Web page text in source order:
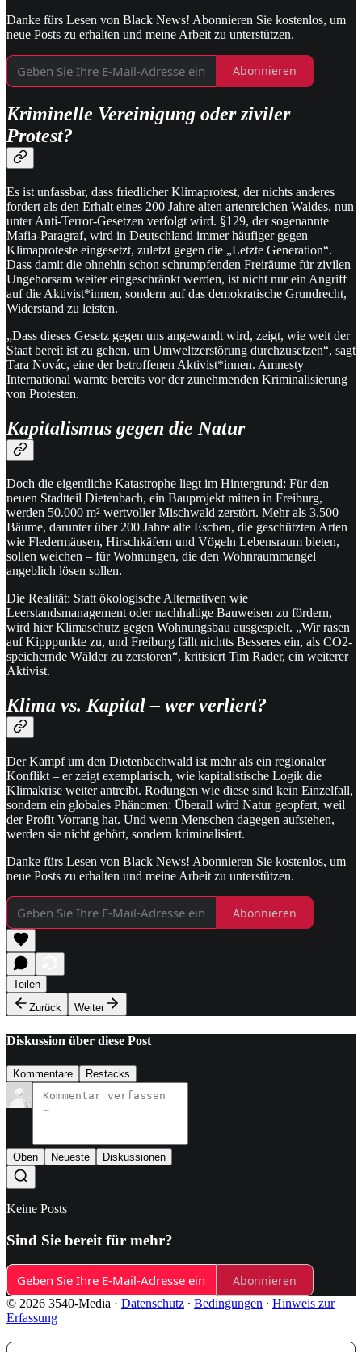
Danke fürs Lesen von Black News! Abonnieren Sie kostenlos, um
neue Posts zu erhalten und meine Arbeit zu unterstützen.
Abonnieren
Kriminelle Vereinigung oder ziviler
Protest?
Es ist unfassbar, dass friedlicher Klimaprotest, der nichts anderes
fordert als den Erhalt eines 200 Jahre alten artenreichen Waldes, nun
unter Anti-Terror-Gesetzen verfolgt wird. §129, der sogenannte
Mafia-Paragraf, wird in Deutschland immer häufiger gegen
Klimaproteste eingesetzt, zuletzt gegen die „Letzte Generation“.
Dass damit die ohnehin schon schrumpfenden Freiräume für zivilen
Ungehorsam weiter eingeschränkt werden, ist nicht nur ein Angriff
auf die Aktivist*innen, sondern auf das demokratische Grundrecht,
Widerstand zu leisten.
„Dass dieses Gesetz gegen uns angewandt wird, zeigt, wie weit der
Staat bereit ist zu gehen, um Umweltzerstörung durchzusetzen“, sagt
Tara Novác, eine der betroffenen Aktivist*innen. Amnesty
International warnte bereits vor der zunehmenden Kriminalisierung
von Protesten.
Kapitalismus gegen die Natur
Doch die eigentliche Katastrophe liegt im Hintergrund: Für den
neuen Stadtteil Dietenbach, ein Bauprojekt mitten in Freiburg,
werden 50.000 m² wertvoller Mischwald zerstört. Mehr als 3.500
Bäume, darunter über 200 Jahre alte Eschen, die geschützten Arten
wie Fledermäusen, Hirschkäfern und Vögeln Lebensraum bieten,
sollen weichen – für Wohnungen, die den Wohnraummangel
angeblich lösen sollen.
Die Realität: Statt ökologische Alternativen wie
Leerstandsmanagement oder nachhaltige Bauweisen zu fördern,
wird hier Klimaschutz gegen Wohnungsbau ausgespielt. „Wir rasen
auf Kipppunkte zu, und Freiburg fällt nichtts Besseres ein, als CO2-
speichernde Wälder zu zerstören“, kritisiert Tim Rader, ein weiterer
Aktivist.
Klima vs. Kapital – wer verliert?
Der Kampf um den Dietenbachwald ist mehr als ein regionaler
Konflikt – er zeigt exemplarisch, wie kapitalistische Logik die
Klimakrise weiter antreibt. Rodungen wie diese sind kein Einzelfall,
sondern ein globales Phänomen: Überall wird Natur geopfert, weil
der Profit Vorrang hat. Und wenn Menschen dagegen aufstehen,
werden sie nicht gehört, sondern kriminalisiert.
Danke fürs Lesen von Black News! Abonnieren Sie kostenlos, um
neue Posts zu erhalten und meine Arbeit zu unterstützen.
Abonnieren
Teilen
Zurück
Weiter
Diskussion über diese Post
Kommentare Restacks
Oben Neueste Diskussionen
Keine Posts
Sind Sie bereit für mehr?
Abonnieren
© 2026 3540-Media · Datenschutz ∙ Bedingungen ∙ Hinweis zur
Erfassung